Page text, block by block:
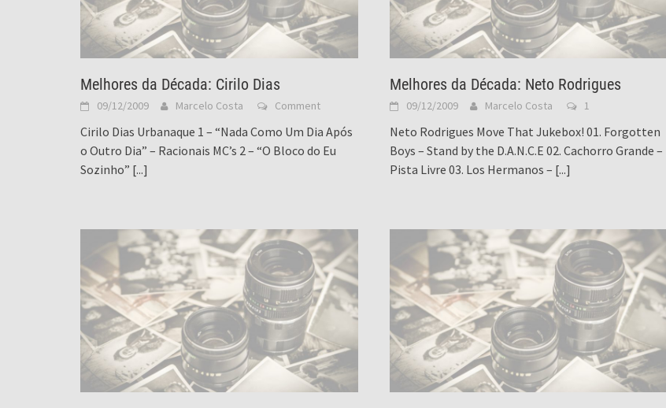
Melhores da Década: Cirilo Dias
09/12/2009 Marcelo Costa Comment
Cirilo Dias Urbanaque 1 – “Nada Como Um Dia Após
o Outro Dia” – Racionais MC’s 2 – “O Bloco do Eu
Sozinho” [...]
Melhores da Década: Neto Rodrigues
09/12/2009 Marcelo Costa 1
Neto Rodrigues Move That Jukebox! 01. Forgotten
Boys – Stand by the D.A.N.C.E 02. Cachorro Grande –
Pista Livre 03. Los Hermanos – [...]